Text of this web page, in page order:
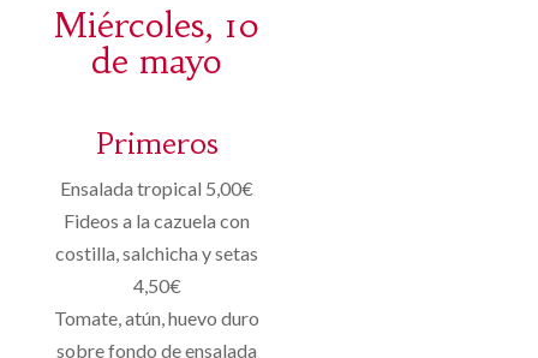
Miércoles, 10
de mayo
Primeros
Ensalada tropical 5,00€
Fideos a la cazuela con
costilla, salchicha y setas
4,50€
Tomate, atún, huevo duro
sobre fondo de ensalada